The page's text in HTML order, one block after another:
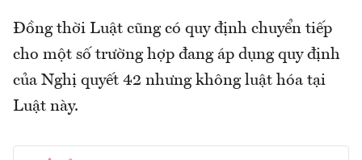
Đồng thời Luật cũng có quy định chuyển tiếp
cho một số trường hợp đang áp dụng quy định
của Nghị quyết 42 nhưng không luật hóa tại
Luật này.